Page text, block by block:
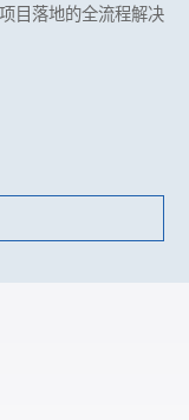
目落地的全流程解决